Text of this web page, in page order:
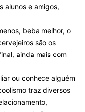
alunos e amigos,
beba melhor, o
são os
ainda mais com
ou conhece alguém
traz diversos